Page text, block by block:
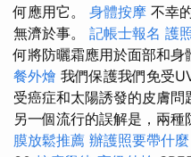
何應用它。 身體按摩 不幸
無濟於事。 記帳士報名 護
何將防曬霜應用於面部和身
餐外燴 我們保護我們免受
受癌症和太陽誘發的皮膚問
另一個流行的誤解是，兩種
膜放鬆推薦 辦護照要帶什麼